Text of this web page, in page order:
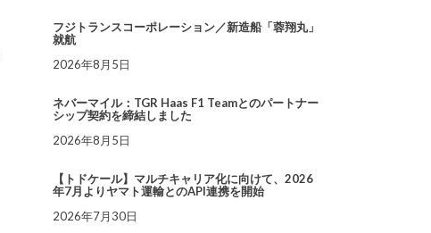
フジトランスコーポレーション／新造船「蓉翔丸」
就航
2026年8月5日
ネバーマイル：TGR Haas F1 Teamとのパートナー
シップ契約を締結しました
2026年8月5日
【トドケール】マルチキャリア化に向けて、2026
年7月よりヤマト運輸とのAPI連携を開始
2026年7月30日